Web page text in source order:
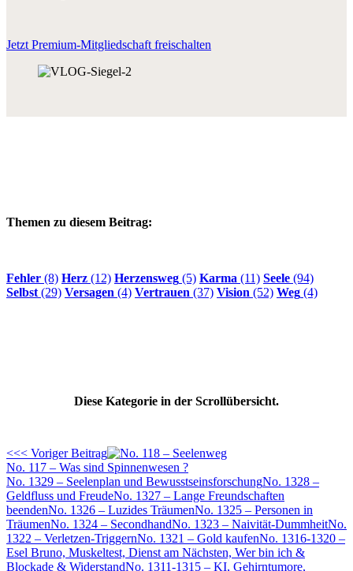
Jetzt Premium-Mitgliedschaft freischalten
Themen zu diesem Beitrag:
Fehler (8) Herz (12) Herzensweg (5) Karma (11) Seele (94)
Selbst (29) Versagen (4) Vertrauen (37) Vision (52) Weg (4)
Diese Kategorie in der Scrollübersicht.
<<< Voriger Beitrag
No. 117 – Was sind Spinnenwesen ?
No. 1329 – Seelenplan und BewusstseinsforschungNo. 1328 –
Geldfluss und FreudeNo. 1327 – Lange Freundschaften
beendenNo. 1326 – Luzides TräumenNo. 1325 – Personen in
TräumenNo. 1324 – SecondhandNo. 1323 – Naivität-DummheitNo.
1322 – Verletzen-TriggernNo. 1321 – Gold kaufenNo. 1316-1320 –
Esel Bruno, Muskeltest, Dienst am Nächsten, Wer bin ich &
Blockade & WiderstandNo. 1311-1315 – KI, Gehirntumore,